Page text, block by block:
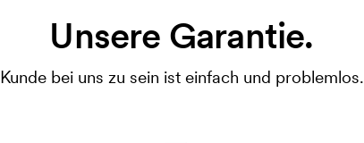
Unsere Garantie.
Kunde bei uns zu sein ist einfach und problemlos.